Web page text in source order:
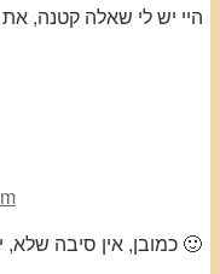
היי יש לי שאלה קטנה,
כמובן, אין סיבה שלא, יצא קצת מתקתק אבל נהדר 🙂